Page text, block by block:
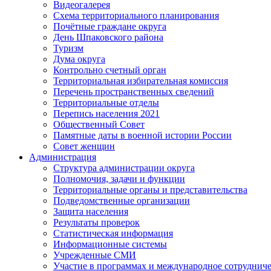
Видеогалерея
Схема территориального планирования
Почётные граждане округа
День Шпаковского района
Туризм
Дума округа
Контрольно счетный орган
Территориальная избирательная комиссия
Перечень пространственных сведений
Территориальные отделы
Перепись населения 2021
Общественный Совет
Памятные даты в военной истории России
Совет женщин
Администрация
Структура администрации округа
Полномочия, задачи и функции
Территориальные органы и представительства
Подведомственные организации
Защита населения
Результаты проверок
Статистическая информация
Информационные системы
Учрежденные СМИ
Участие в программах и международное